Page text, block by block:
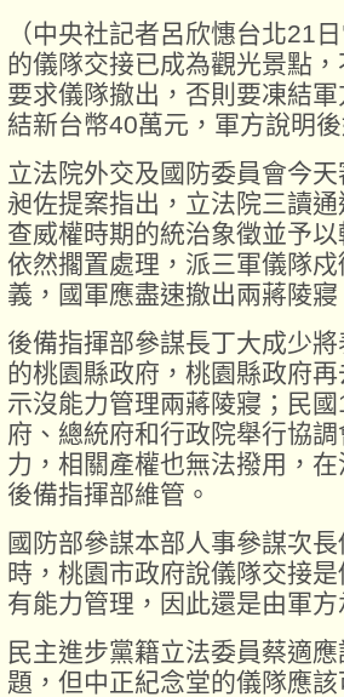
（中央社記者呂欣憓台北21
的儀隊交接已成為觀光景點
要求儀隊撤出，否則要凍結
結新台幣40萬元，軍方說明
立法院外交及國防委員會今
昶佐提案指出，立法院三讀
查威權時期的統治象徵並予
依然擱置處理，派三軍儀隊
義，國軍應盡速撤出兩蔣陵
後備指揮部參謀長丁大成少
的桃園縣政府，桃園縣政府
示沒能力管理兩蔣陵寢；民
府、總統府和行政院舉行協
力，相關產權也無法撥用，
後備指揮部維管。
國防部參謀本部人事參謀次
時，桃園市政府說儀隊交接
有能力管理，因此還是由軍
民主進步黨籍立法委員蔡適
題，但中正紀念堂的儀隊應